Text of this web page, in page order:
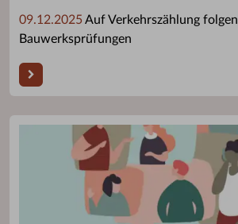
09.12.2025Auf Verkehrszählung folgen
Bauwerksprüfungen